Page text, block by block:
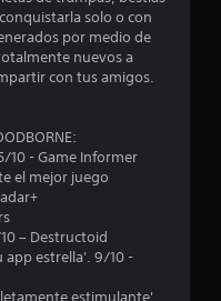
s
t
r
l
a
solo o con
por medio de
nuevos a
con tus amigos.
10 - Game Informer
el mejor juego
– Destructoid
app estrella'. 9/10 -
estimulante'.